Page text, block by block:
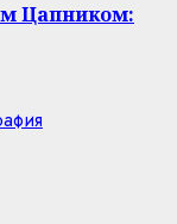
Цапником: